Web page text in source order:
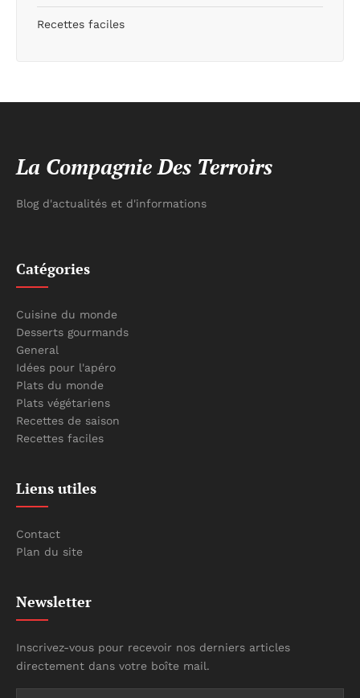
Recettes faciles
La Compagnie Des Terroirs
Blog d'actualités et d'informations
Catégories
Cuisine du monde
Desserts gourmands
General
Idées pour l'apéro
Plats du monde
Plats végétariens
Recettes de saison
Recettes faciles
Liens utiles
Contact
Plan du site
Newsletter
Inscrivez-vous pour recevoir nos derniers articles
directement dans votre boîte mail.